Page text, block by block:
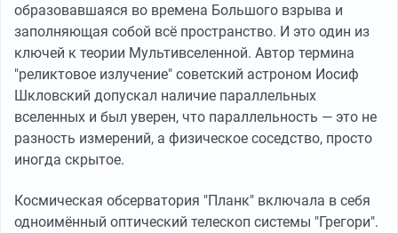
образовавшаяся во времена Большого взрыва и
заполняющая собой всё пространство. И это один из
ключей к теории Мультивселенной. Автор термина
"реликтовое излучение" советский астроном Иосиф
Шкловский допускал наличие параллельных
вселенных и был уверен, что параллельность — это не
разность измерений, а физическое соседство, просто
иногда скрытое.
Космическая обсерватория "Планк" включала в себя
одноимённый оптический телескоп системы "Грегори".